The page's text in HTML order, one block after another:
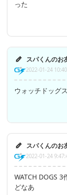
った
スパくんのお
2022-01-24
ウォッチドッグ
スパくんのお
2022-01-24
WATCH DOGS
どなあ